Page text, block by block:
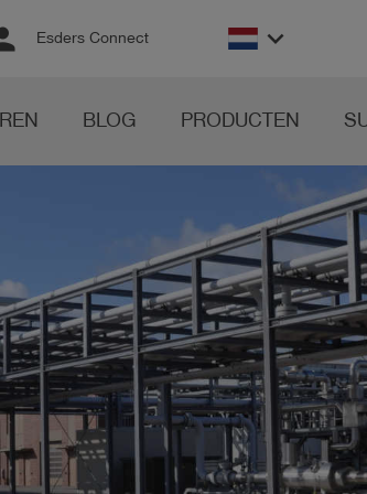
Esders Connect keyboard_arrow_down
BLOG PRODUCTEN